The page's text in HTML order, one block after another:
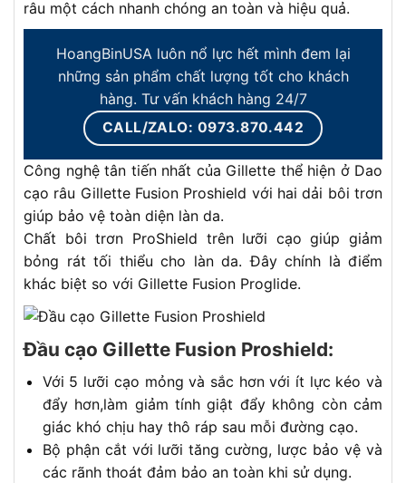
râu một cách nhanh chóng an toàn và hiệu quả.
HoangBinUSA luôn nổ lực hết mình đem lại
những sản phẩm chất lượng tốt cho khách
hàng. Tư vấn khách hàng 24/7
CALL/ZALO: 0973.870.442
Công nghệ tân tiến nhất của Gillette thể hiện ở Dao
cạo râu Gillette Fusion Proshield với hai dải bôi trơn
giúp bảo vệ toàn diện làn da.
Chất bôi trơn ProShield trên lưỡi cạo giúp giảm
bỏng rát tối thiểu cho làn da. Đây chính là điểm
khác biệt so với Gillette Fusion Proglide.
Đầu cạo Gillette Fusion Proshield:
Với 5 lưỡi cạo mỏng và sắc hơn với ít lực kéo và
đẩy hơn,làm giảm tính giật đẩy không còn cảm
giác khó chịu hay thô ráp sau mỗi đường cạo.
Bộ phận cắt với lưỡi tăng cường, lược bảo vệ và
các rãnh thoát đảm bảo an toàn khi sử dụng.